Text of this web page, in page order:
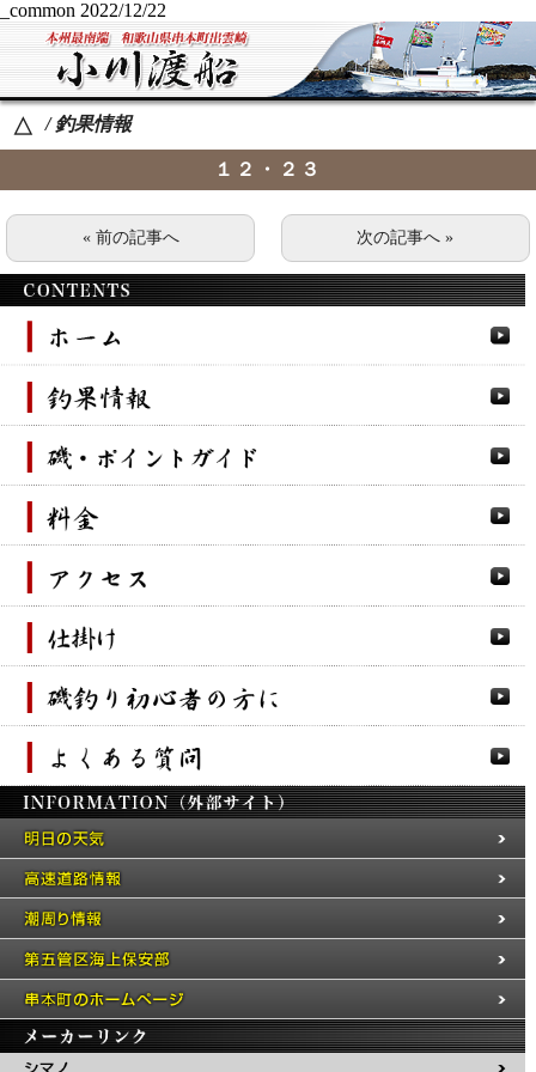
_common 2022/12/22
△ / 釣果情報
１２・２３
« 前の記事へ 次の記事へ »